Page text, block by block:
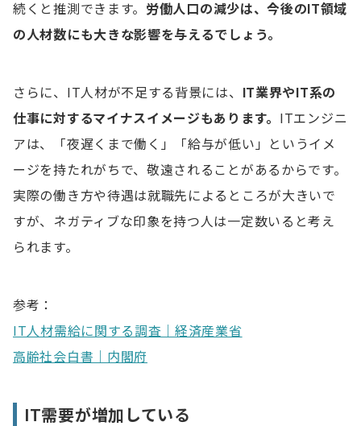
続くと推測できます。 労働人口の減少は、今後のIT領域
の人材数にも大きな影響を与えるでしょう。
さらに、IT人材が不足する背景には、 IT業界やIT系の
仕事に対するマイナスイメージもあります。 ITエンジニ
アは、「夜遅くまで働く」「給与が低い」というイメ
ージを持たれがちで、敬遠されることがあるからです。
実際の働き方や待遇は就職先によるところが大きいで
すが、ネガティブな印象を持つ人は一定数いると考え
られます。
参考：
IT人材需給に関する調査｜経済産業省
高齢社会白書｜内閣府
IT需要が増加している